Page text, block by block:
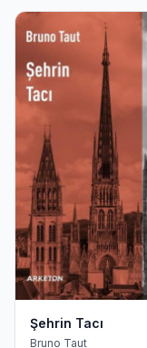
Şehrin Tacı
Bruno Taut